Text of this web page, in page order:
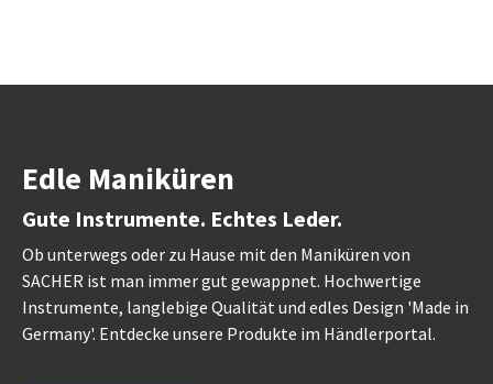
Edle Maniküren
Gute Instrumente. Echtes Leder.
Ob unterwegs oder zu Hause mit den Maniküren von
SACHER ist man immer gut gewappnet. Hochwertige
Instrumente, langlebige Qualität und edles Design 'Made in
Germany'. Entdecke unsere Produkte im Händlerportal.